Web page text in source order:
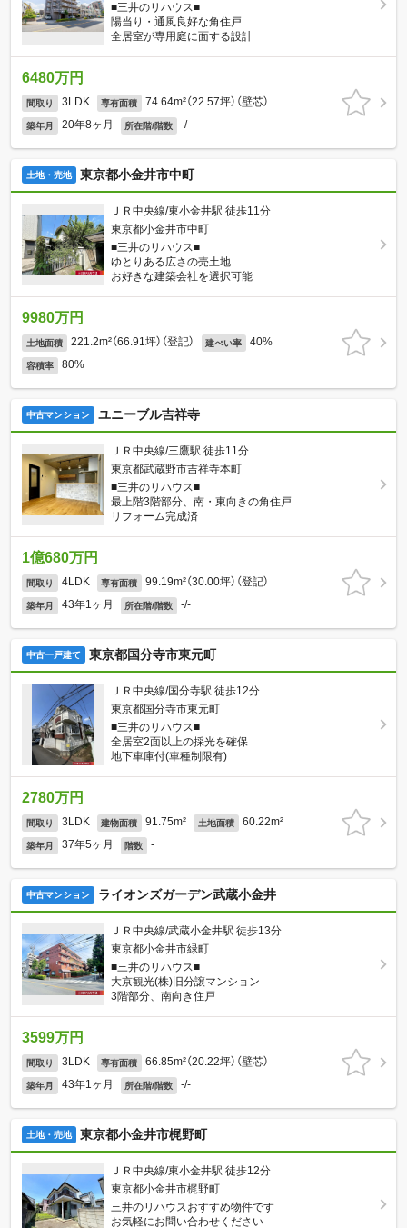
■三井のリハウス■
陽当り・通風良好な角住戸
全居室が専用庭に面する設計
6480万円
間取り 3LDK 専有面積 74.64m²（22.57坪）（壁芯）
築年月 20年8ヶ月 所在階/階数 -/-
土地・売地 東京都小金井市中町
ＪＲ中央線/東小金井駅 徒歩11分
東京都小金井市中町
■三井のリハウス■
ゆとりある広さの売土地
お好きな建築会社を選択可能
9980万円
土地面積 221.2m²（66.91坪）（登記） 建ぺい率 40%
容積率 80%
中古マンション ユニーブル吉祥寺
ＪＲ中央線/三鷹駅 徒歩11分
東京都武蔵野市吉祥寺本町
■三井のリハウス■
最上階3階部分、南・東向きの角住戸
リフォーム完成済
1億680万円
間取り 4LDK 専有面積 99.19m²（30.00坪）（登記）
築年月 43年1ヶ月 所在階/階数 -/-
中古一戸建て 東京都国分寺市東元町
ＪＲ中央線/国分寺駅 徒歩12分
東京都国分寺市東元町
■三井のリハウス■
全居室2面以上の採光を確保
地下車庫付(車種制限有)
2780万円
間取り 3LDK 建物面積 91.75m² 土地面積 60.22m²
築年月 37年5ヶ月 階数 -
中古マンション ライオンズガーデン武蔵小金井
ＪＲ中央線/武蔵小金井駅 徒歩13分
東京都小金井市緑町
■三井のリハウス■
大京観光(株)旧分譲マンション
3階部分、南向き住戸
3599万円
間取り 3LDK 専有面積 66.85m²（20.22坪）（壁芯）
築年月 43年1ヶ月 所在階/階数 -/-
土地・売地 東京都小金井市梶野町
ＪＲ中央線/東小金井駅 徒歩12分
東京都小金井市梶野町
三井のリハウスおすすめ物件です
お気軽にお問い合わせください